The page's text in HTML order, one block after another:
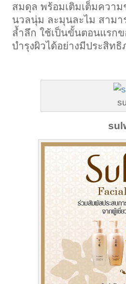
สมดุล พร้อมเติมเต็มควา
นวลนุ่ม ละมุนละไม สามา
ล้ำลึก ใช้เป็นขั้นตอนแรก
บำรุงผิวได้อย่างมีประสิทธิ